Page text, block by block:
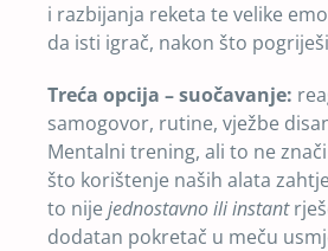
i razbijanja reketa te velike
da isti igrač, nakon što
Treća opcija – suočavanje:
samogovor, rutine, vježbe
Mentalni trening, ali to ne
što korištenje naših alata
to nije jednostavno ili instant
dodatan pokretač u meču